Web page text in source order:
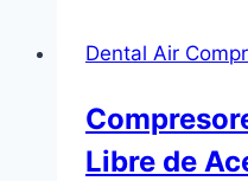
Dental Air
Libre de